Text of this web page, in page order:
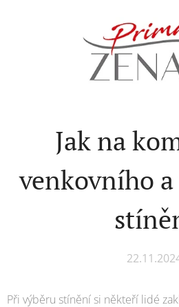
Jak na
venkovního
Při výběru stínění si někteří lidé